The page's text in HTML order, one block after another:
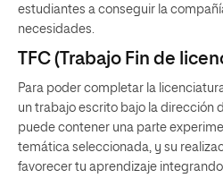
estudiantes a conseguir la
necesidades.
TFC (Trabajo Fin de
Para poder completar la
un trabajo escrito bajo la dirección
puede contener una parte
temática seleccionada, y su
favorecer tu aprendizaje